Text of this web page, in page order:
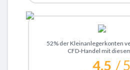
Zu eToro
52% der Kleinanlegerkonten
CFD-Handel mit
4.5 / 5